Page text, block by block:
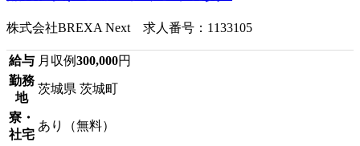
株式会社BREXA Next 求人番号：1133105
給与 月収例300,000円
勤務
地
茨城県 茨城町
寮・
社宅
あり（無料）